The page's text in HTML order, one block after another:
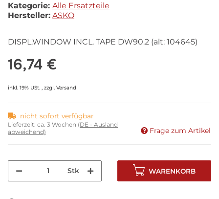
Kategorie: Alle Ersatzteile
Hersteller: ASKO
DISPL.WINDOW INCL. TAPE DW90.2 (alt: 104645)
16,74 €
inkl. 19% USt. , zzgl. Versand
nicht sofort verfügbar
Lieferzeit: ca. 3 Wochen (DE - Ausland
abweichend)
Frage zum Artikel
Stk WARENKORB